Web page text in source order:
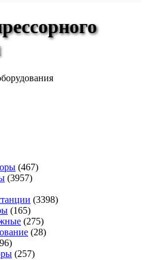
(467)
(3957)
(3398)
(165)
(275)
(28)
(257)